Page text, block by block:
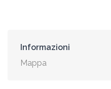
Informazioni
Mappa